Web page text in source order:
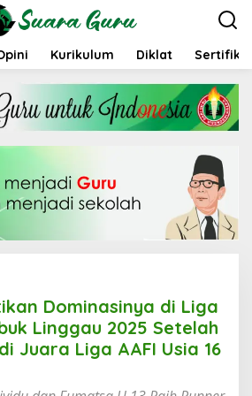
Kurikulum Diklat
Dominasinya di Liga
Linggau 2025 Setelah
Juara Liga AAFI Usia 16